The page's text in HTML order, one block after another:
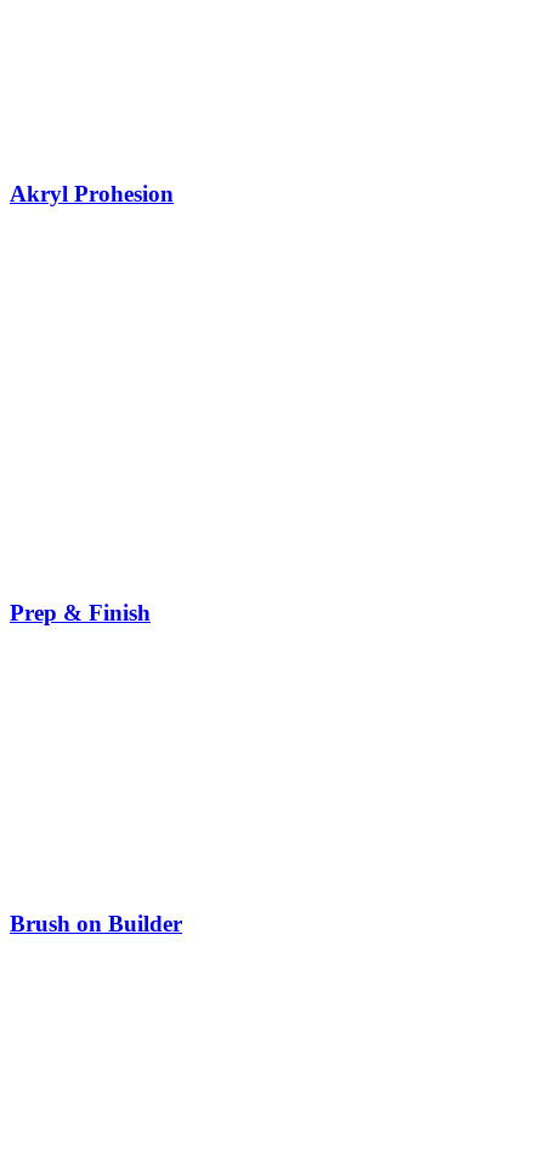
Akryl Prohesion
Prep & Finish
Brush on Builder